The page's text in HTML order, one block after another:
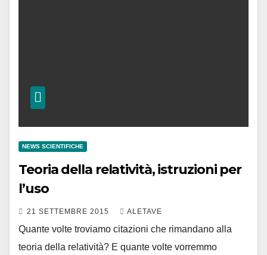
NEWS SCIENTIFICHE
Teoria della relatività, istruzioni per
l’uso
21 SETTEMBRE 2015 ALETAVE
Quante volte troviamo citazioni che rimandano alla
teoria della relatività? E quante volte vorremmo